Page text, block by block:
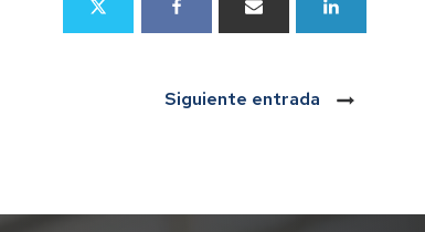
Siguiente entrada